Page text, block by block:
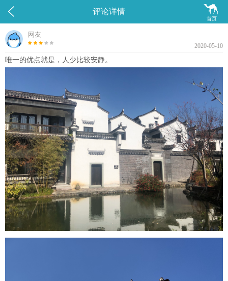
 
首页
评论详情
网友
2020-05-10
唯一的优点就是，人少比较安静。